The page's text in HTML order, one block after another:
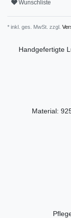
Wunschliste
* inkl. ges. MwSt. zzgl.
Handgefertigte
Material: